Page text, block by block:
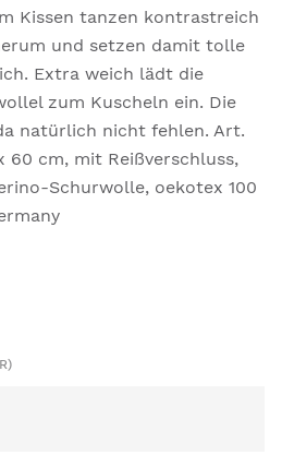
Kissen tanzen kontrastreich
und setzen damit tolle
Extra weich lädt die
zum Kuscheln ein. Die
natürlich nicht fehlen. Art.
60 cm, mit Reißverschluss,
Schurwolle, oekotex 100